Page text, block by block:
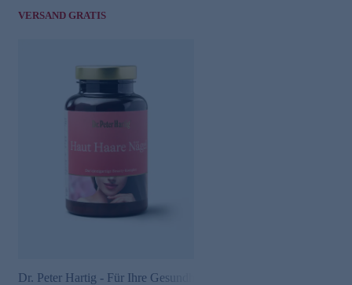
VERSAND GRATIS
Dr. Peter Hartig - Für Ihre Gesundheit